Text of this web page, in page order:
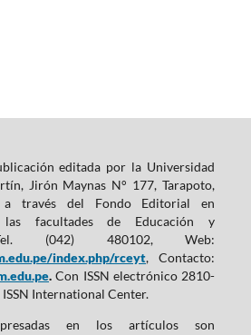
editada por la Universidad
Jirón Maynas N° 177, Tarapoto,
través del Fondo Editorial en
las facultades de Educación y
Tel. (042) 480102, Web:
index.php/rceyt, Contacto:
.Con ISSN electrónico 2810-
International Center.
en los artículos son